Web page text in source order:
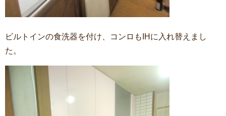
ビルトインの食洗器を付け、コンロもIHに入れ替えまし
た。